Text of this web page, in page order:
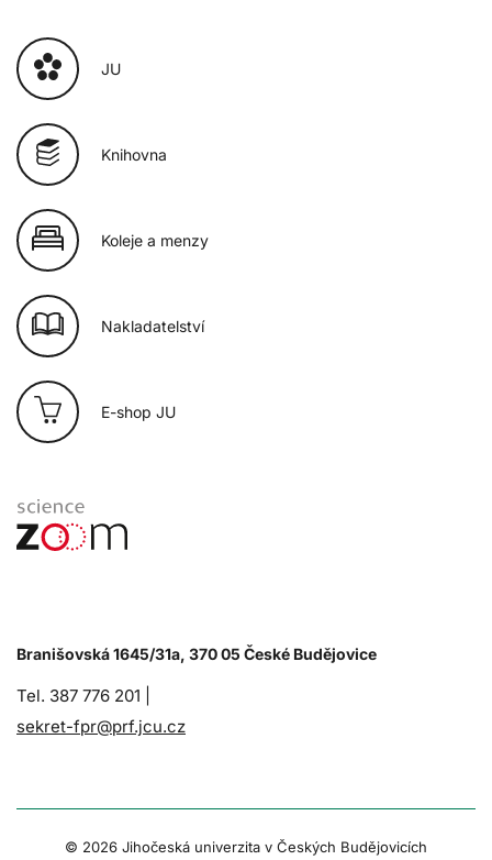
JU
Knihovna
Koleje a menzy
Nakladatelství
E-shop JU
Branišovská 1645/31a, 370 05 České Budějovice
Tel. 387 776 201 |
sekret-fpr@prf.jcu.cz
© 2026 Jihočeská univerzita v Českých Budějovicích